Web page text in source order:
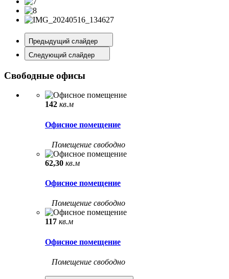
Предыдущий слайдер
Следующий слайдер
Свободные офисы
142 кв.м
Офисное помещение
Помещение свободно
62,30 кв.м
Офисное помещение
Помещение свободно
117 кв.м
Офисное помещение
Помещение свободно